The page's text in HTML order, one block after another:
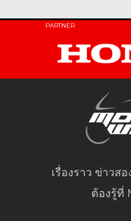
PARTNER
เรื่องราว ข่าวส
ต้องรู้ที่